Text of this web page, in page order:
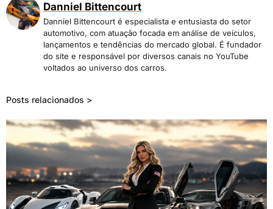
Danniel Bittencourt
Danniel Bittencourt é especialista e entusiasta do setor
automotivo, com atuação focada em análise de veículos,
lançamentos e tendências do mercado global. É fundador
do site e responsável por diversos canais no YouTube
voltados ao universo dos carros.
Posts relacionados >